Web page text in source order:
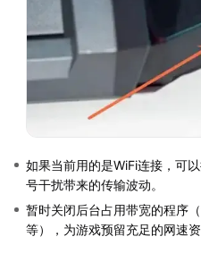
如果当前用的是WiFi连接，可
号干扰带来的传输波动。
暂时关闭后台占用带宽的程序
等），为游戏预留充足的网速资